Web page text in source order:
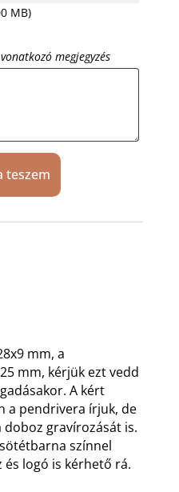
MB)
megjegyzés
teszem
mm, a
mm, kérjük ezt vedd
A kért
a pendrivera írjuk, de
gravírozását is.
színnel
és logó is kérhető rá.